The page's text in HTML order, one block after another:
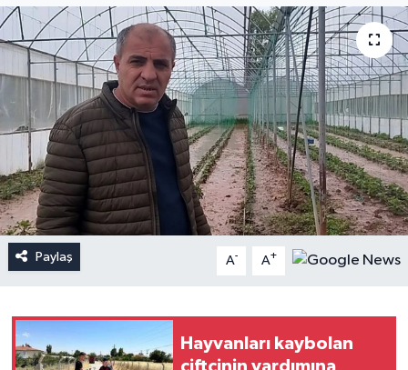
Paylaş A- A+
Hayvanları kaybolan